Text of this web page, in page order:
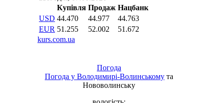
Погода
Погода у Володимирі-Волинському та
Нововолинську